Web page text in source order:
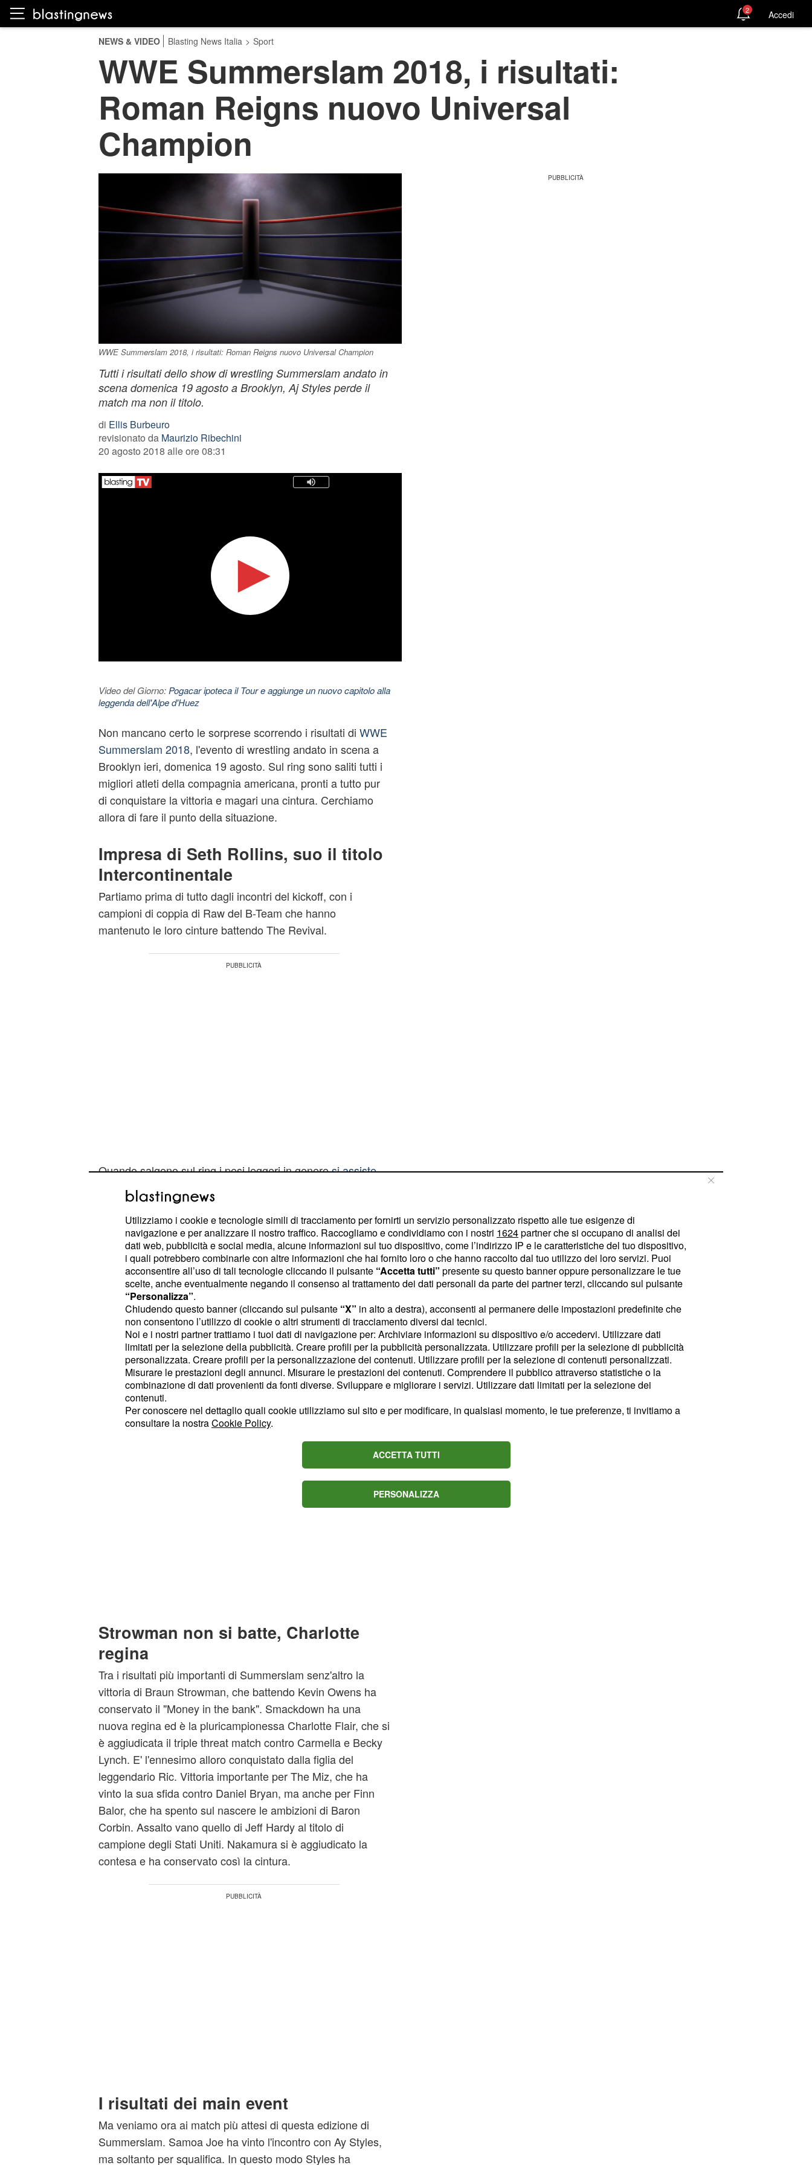
2 Accedi
NEWS & VIDEO Blasting News Italia > Sport
WWE Summerslam 2018, i risultati:
Roman Reigns nuovo Universal
Champion
WWE Summerslam 2018, i risultati: Roman Reigns nuovo Universal Champion
Tutti i risultati dello show di wrestling Summerslam andato in
scena domenica 19 agosto a Brooklyn, Aj Styles perde il
match ma non il titolo.
di Ellis Burbeuro
revisionato da Maurizio Ribechini
20 agosto 2018 alle ore 08:31
Video del Giorno: Pogacar ipoteca il Tour e aggiunge un nuovo capitolo alla
leggenda dell'Alpe d'Huez
Non mancano certo le sorprese scorrendo i risultati di WWE
Summerslam 2018, l'evento di wrestling andato in scena a
Brooklyn ieri, domenica 19 agosto. Sul ring sono saliti tutti i
migliori atleti della compagnia americana, pronti a tutto pur
di conquistare la vittoria e magari una cintura. Cerchiamo
allora di fare il punto della situazione.
Impresa di Seth Rollins, suo il titolo
Intercontinentale
Partiamo prima di tutto dagli incontri del kickoff, con i
campioni di coppia di Raw del B-Team che hanno
mantenuto le loro cinture battendo The Revival.
Quando salgono sul ring i pesi leggeri in generesi assiste
sempre ad un un incontro
questa volta grazie a Cedric Alexander, che battendo Drew
Gulak ha conservato il titolo. Successo di prestigio per
Andrade Cien Almas, che con Zelina Vega ha battuto Rusev
e Lana in un tag team misto. Uno dei primi match di
Summerslam più intensi è stato però quello che ha visto
protagonisti il campione Intercontinentale in carica Dolph
Ziggler e Seth Rollins. Quest'ultimo ha schienato l'avversario
conquistando così il prezioso titolo. Successo inutile quello
del The New Day, che ha vinto sì la sfida contro The
Bludgeon Brothers, ma soltanto per squalifica. In questo
modo non sono riusciti a strappargli di mano le cinture di
campioni di coppia di Smackdown.
Strowman non si batte, Charlotte
regina
Tra i risultati più importanti di Summerslam senz'altro la
vittoria di Braun Strowman, che battendo Kevin Owens ha
conservato il "Money in the bank". Smackdown ha una
nuova regina ed è la pluricampionessa Charlotte Flair, che si
è aggiudicata il triple threat match contro Carmella e Becky
Lynch. E' l'ennesimo alloro conquistato dalla figlia del
leggendario Ric. Vittoria importante per The Miz, che ha
vinto la sua sfida contro Daniel Bryan, ma anche per Finn
Balor, che ha spento sul nascere le ambizioni di Baron
Corbin. Assalto vano quello di Jeff Hardy al titolo di
campione degli Stati Uniti. Nakamura si è aggiudicato la
contesa e ha conservato così la cintura.
I risultati dei main event
Ma veniamo ora ai match più attesi di questa edizione di
Summerslam. Samoa Joe ha vinto l'incontro con Ay Styles,
ma soltanto per squalifica. In questo modo Styles ha
Utilizziamo i cookie e tecnologie simili di tracciamento per fornirti un servizio personalizzato rispetto alle tue esigenze di
navigazione e per analizzare il nostro traffico. Raccogliamo e condividiamo con i nostri 1624partner che si occupano di analisi dei
dati web, pubblicità e social media, alcune informazioni sul tuo dispositivo, come l’indirizzo IP e le caratteristiche del tuo dispositivo,
i quali potrebbero combinarle con altre informazioni che hai fornito loro o che hanno raccolto dal tuo utilizzo dei loro servizi. Puoi
acconsentire all’uso di tali tecnologie cliccando il pulsante “Accetta tutti” presente su questo banner oppure personalizzare le tue
scelte, anche eventualmente negando il consenso al trattamento dei dati personali da parte dei partner terzi, cliccando sul pulsante
“Personalizza”.
Chiudendo questo banner (cliccando sul pulsante “X” in alto a destra), acconsenti al permanere delle impostazioni predefinite che
non consentono l’utilizzo di cookie o altri strumenti di tracciamento diversi dai tecnici.
Noi e i nostri partner trattiamo i tuoi dati di navigazione per: Archiviare informazioni su dispositivo e/o accedervi. Utilizzare dati
limitati per la selezione della pubblicità. Creare profili per la pubblicità personalizzata. Utilizzare profili per la selezione di pubblicità
personalizzata. Creare profili per la personalizzazione dei contenuti. Utilizzare profili per la selezione di contenuti personalizzati.
Misurare le prestazioni degli annunci. Misurare le prestazioni dei contenuti. Comprendere il pubblico attraverso statistiche o la
combinazione di dati provenienti da fonti diverse. Sviluppare e migliorare i servizi. Utilizzare dati limitati per la selezione dei
contenuti.
Per conoscere nel dettaglio quali cookie utilizziamo sul sito e per modificare, in qualsiasi momento, le tue preferenze, ti invitiamo a
consultare la nostraCookie Policy.
ACCETTA TUTTI
PERSONALIZZA